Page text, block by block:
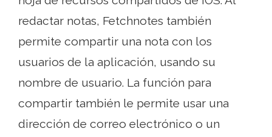
redactar notas, Fetchnotes también
permite compartir una nota con los
usuarios de la aplicación, usando su
nombre de usuario. La función para
compartir también le permite usar una
dirección de correo electrónico o un